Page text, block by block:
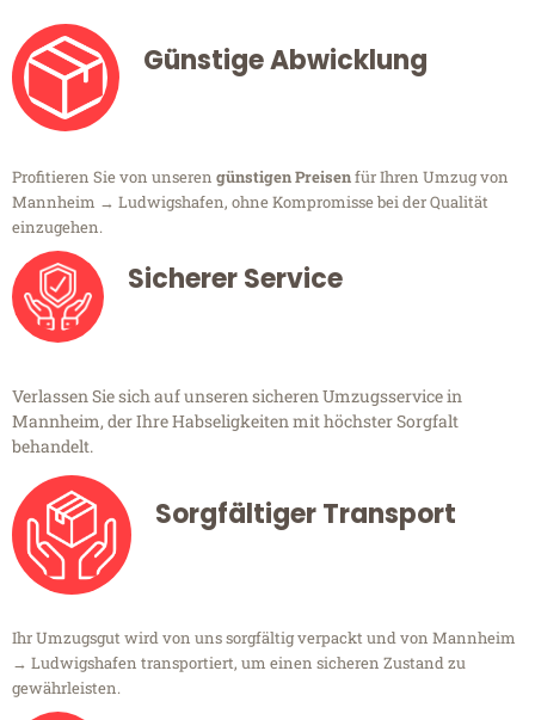
Günstige Abwicklung
Profitieren Sie von unseren günstigen Preisenfür Ihren Umzug von
Mannheim → Ludwigshafen, ohne Kompromisse bei der Qualität
einzugehen.
Sicherer Service
Verlassen Sie sich auf unseren sicheren Umzugsservice in
Mannheim, der Ihre Habseligkeiten mit höchster Sorgfalt
behandelt.
Sorgfältiger Transport
Ihr Umzugsgut wird von uns sorgfältig verpackt und von Mannheim
→ Ludwigshafen transportiert, um einen sicheren Zustand zu
gewährleisten.